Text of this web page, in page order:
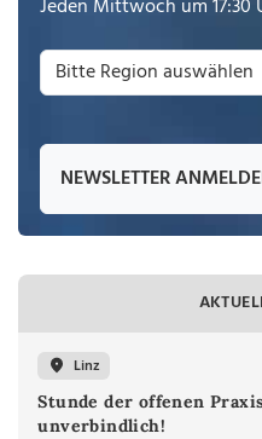
Jeden Mittwoch um 17:30
NEWSLETTER
Linz
Stunde der offenen
unverbindlich!